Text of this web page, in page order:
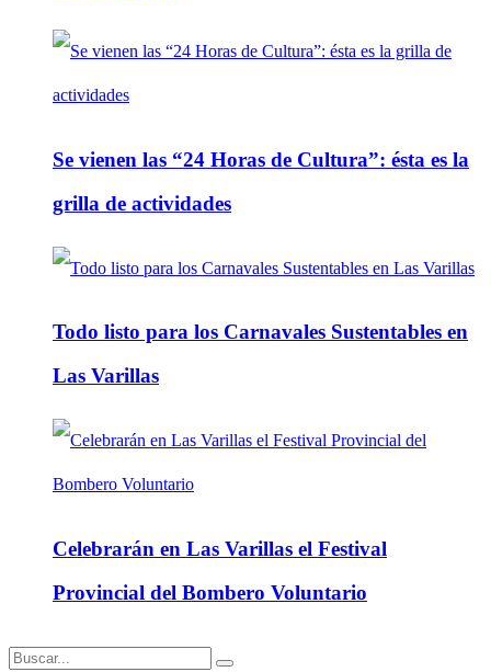
Se vienen las “24 Horas de Cultura”: ésta es la
grilla de actividades
Todo listo para los Carnavales Sustentables en
Las Varillas
Celebrarán en Las Varillas el Festival
Provincial del Bombero Voluntario